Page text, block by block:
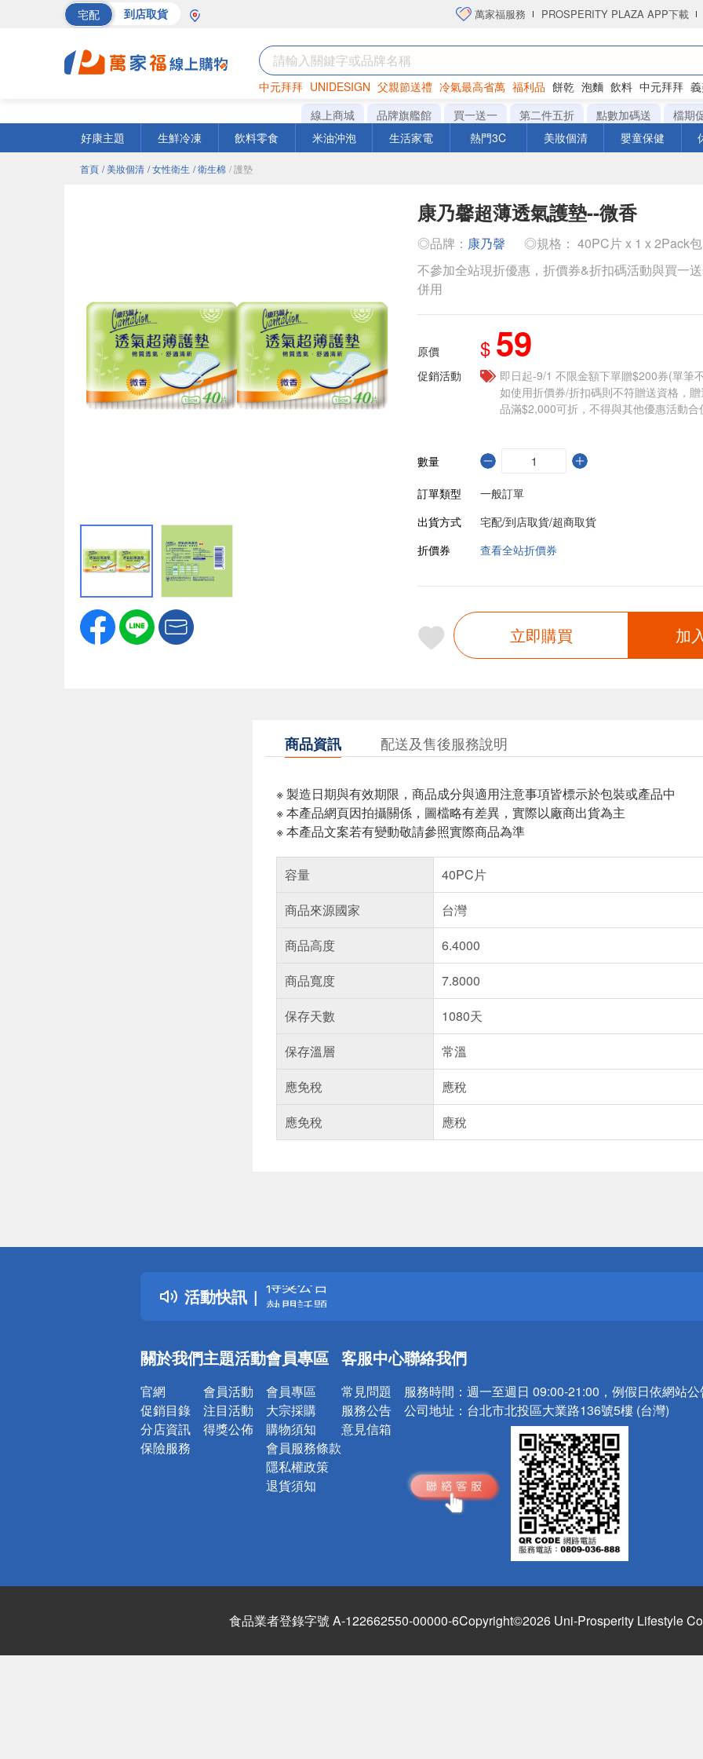
宅配 到店取貨 萬家福服務 PROSPERITY PLAZA APP下載
中元拜拜 UNIDESIGN 父親節送禮 冷氣最高省萬 福利品 餅乾 泡麵 飲料 中元拜拜
巧克力 罐頭 衛生紙
線上商城 品牌旗艦館 買一送一 第二件五折 點數加碼送 檔期
好康主題
生鮮冷凍 飲料零食 米油沖泡 生活家電 熱門3C 美妝個清 嬰童保健
首頁 / 美妝個清 / 女性衛生 / 衛生棉 / 護墊
康乃馨超薄透氣護墊--微香
◎品牌： 康乃韾
◎規格： 40PC片 x 1 x 2Pack包
不參加全站現折優惠，折價券&折扣碼活動與買一
併用
原價 $ 59
促銷活動
即日起-9/1 不限金額下單贈$200券(單筆
如使用折價券/折扣碼則不符贈送資格，
品滿$2,000可折，不得與其他優惠活動合
數量
訂單類型
一般訂單
出貨方式
宅配/到店取貨/超商取貨
折價券
查看全站折價券
立即購買 加
商品資訊 配送及售後服務說明
※ 製造日期與有效期限，商品成分與適用注意事項皆標示於包裝或產品中
※ 本產品網頁因拍攝關係，圖檔略有差異，實際以廠商出貨為主
※ 本產品文案若有變動敬請參照實際商品為準
容量
40PC片
商品來源國家
台灣
商品高度
6.4000
商品寬度
7.8000
保存天數
1080天
保存溫層
常溫
應免稅
應稅
應免稅
應稅
活動快訊
詐騙網頁！請小心！
得獎公告
熱門話題
銀行優惠
詐騙網頁！請小心！
關於我們
官網
促銷目錄
分店資訊
保險服務
主題活動
會員活動
注目活動
得獎公佈
會員專區
會員專區
大宗採購
購物須知
會員服務條款
隱私權政策
退貨須知
客服中心
常見問題
服務公告
意見信箱
聯絡我們
服務時間： 週一至週日 09:00-21:00，例假日依網站
公司地址： 台北市北投區大業路136號5樓 (台灣)
食品業者登錄字號 A-122662550-00000-6Copyright©2026 Uni-Prosperity Lifestyle